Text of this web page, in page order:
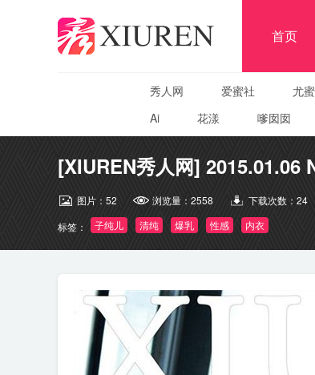
首页
秀人网 爱蜜社 尤
Ai
花漾 嗲囡囡
[XIUREN秀人网] 2015.01.06
图片： 52 浏览量： 2558 下载次数： 24
标签：
子纯儿 清纯 爆乳 性感 内衣